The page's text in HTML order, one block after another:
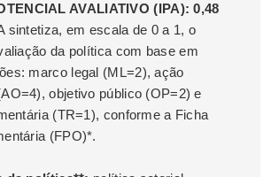
AVALIATIVO (IPA): 0,48
sintetiza, em escala de 0 a 1, o
da política com base em
marco legal (ML=2), ação
objetivo público (OP=2) e
(TR=1), conforme a Ficha
(FPO)*.